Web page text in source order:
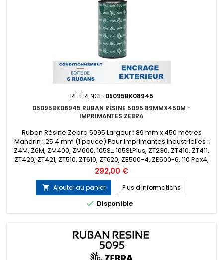
RÉFÉRENCE: 05095BK08945
05095BK08945 RUBAN RÉSINE 5095 89MMX450M -
IMPRIMANTES ZEBRA
Ruban Résine Zebra 5095 Largeur : 89 mm x 450 mètres
Mandrin : 25.4 mm (1 pouce) Pour imprimantes industrielles :
Z4M, Z6M, ZM400, ZM600, 105SL, 105SLPlus, ZT230, ZT410, ZT411,
ZT420, ZT421, ZT510, ZT610, ZT620, ZE500-4, ZE500-6, 110 Pax4,
170 Pax4, 110Xi4, 140Xi4, 170Xi4, 220Xi4 etc... Encrage : Extérieur
Conditionnement : Boîte de 6 rubans (Prix de la...
Prix
292,00 €
 Ajouter au panier Plus d'informations
 Disponible